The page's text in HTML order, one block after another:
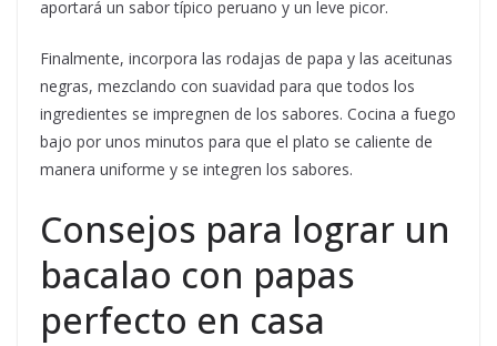
aportará un sabor típico peruano y un leve picor.
Finalmente, incorpora las rodajas de papa y las aceitunas
negras, mezclando con suavidad para que todos los
ingredientes se impregnen de los sabores. Cocina a fuego
bajo por unos minutos para que el plato se caliente de
manera uniforme y se integren los sabores.
Consejos para lograr un
bacalao con papas
perfecto en casa